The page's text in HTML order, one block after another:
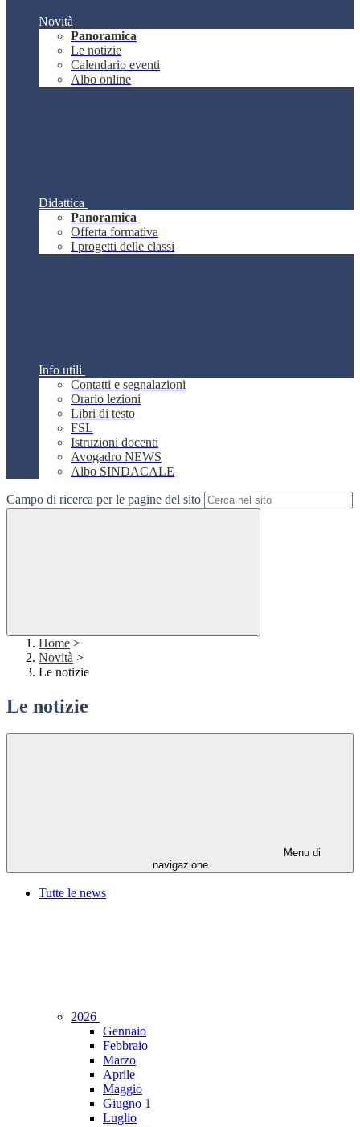
Novità
Panoramica
Le notizie
Calendario eventi
Albo online
Didattica
Panoramica
Offerta formativa
I progetti delle classi
Info utili
Contatti e segnalazioni
Orario lezioni
Libri di testo
FSL
Istruzioni docenti
Avogadro NEWS
Albo SINDACALE
Campo di ricerca per le pagine del sito
Home >
Novità >
Le notizie
Le notizie
Menu di
navigazione
Tutte le news
2026
Gennaio
Febbraio
Marzo
Aprile
Maggio
Giugno 1
Luglio